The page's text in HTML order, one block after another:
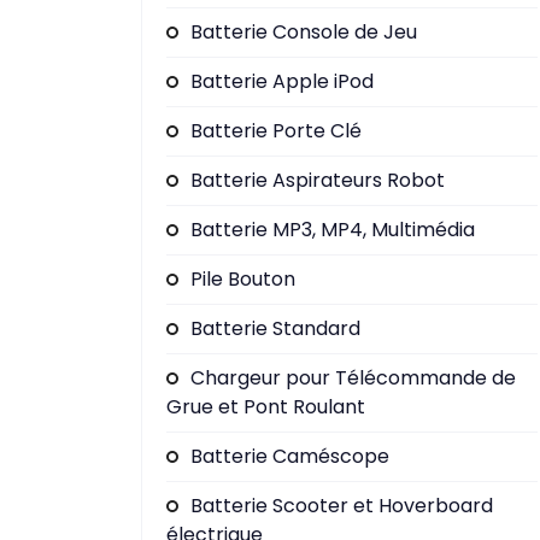
Batterie Console de Jeu
Batterie Apple iPod
Batterie Porte Clé
Batterie Aspirateurs Robot
Batterie MP3, MP4, Multimédia
Pile Bouton
Batterie Standard
Chargeur pour Télécommande de
Grue et Pont Roulant
Batterie Caméscope
Batterie Scooter et Hoverboard